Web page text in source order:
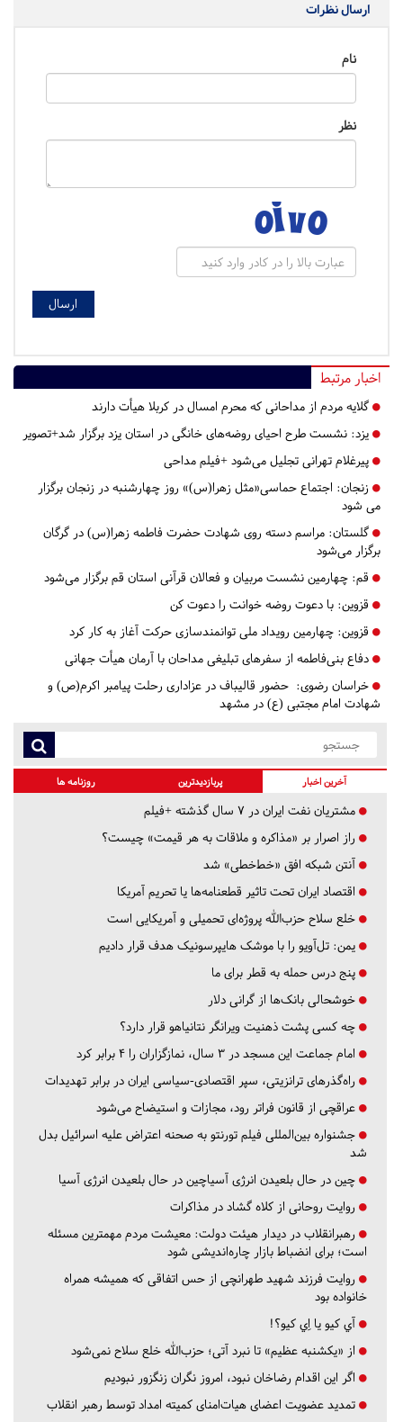
ارسال نظرات
نام
نظر
اخبار مرتبط
گلایه مردم از مداحانی که محرم امسال در کربلا هیأت دارند
یزد: نشست طرح احیای روضه‌های خانگی در استان یزد برگزار شد+تصویر
پیرغلام تهرانی تجلیل می‌شود +فیلم مداحی
زنجان: اجتماع حماسی«مثل زهرا(س)» روز چهارشنبه در زنجان برگزار
می شود
گلستان: مراسم دسته روی شهادت حضرت فاطمه زهرا(س) در گرگان
برگزار می‌شود
قم: چهارمین نشست مربیان و فعالان قرآنی استان قم برگزار می‌شود
قزوین: با دعوت روضه خوانت را دعوت کن
قزوین: چهارمین رویداد ملی توانمندسازی حرکت آغاز به کار کرد
دفاع بنی‌فاطمه از سفرهای تبلیغی مداحان با آرمان هیأت جهانی
خراسان رضوی: حضور قالیباف در عزاداری رحلت پیامبر اکرم(ص) و
شهادت امام مجتبی (ع) در مشهد
آخرین اخبار پربازدیدترین روزنامه ها
مشتریان نفت ایران در ۷ سال گذشته +فیلم
راز اصرار بر «مذاکره و ملاقات به هر قیمت» چیست؟
آنتن شبکه افق «خط‌خطی» شد
اقتصاد ایران تحت تاثیر قطعنامه‌ها یا تحریم‌ آمریکا
خلع سلاح حزب‌الله پروژه‌ای تحمیلی و آمریکایی است
یمن: تل‌آویو را با موشک هایپرسونیک هدف قرار دادیم
پنج درس‌ حمله به قطر برای ما
خوشحالی بانک‌ها از گرانی دلار
چه کسی پشت ذهنیت ویرانگر نتانیاهو قرار دارد؟
امام جماعت این مسجد در ۳ سال، نمازگزاران را ۴ برابر کرد
راه‌گذرهای ترانزیتی، سپر اقتصادی-سیاسی ایران در برابر تهدیدات
عراقچی از قانون فراتر رود، مجازات و استیضاح می‌شود
جشنواره بین‌المللی فیلم تورنتو به صحنه اعتراض علیه اسرائیل بدل
شد
چین در حال بلعیدن انرژی آسیاچین در حال بلعیدن انرژی آسیا
روایت روحانی از کلاه گشاد در مذاکرات
رهبرانقلاب در دیدار هیئت دولت: معیشت مردم مهمترین مسئله
است؛ برای انضباط بازار چاره‌اندیشی شود
روایت فرزند شهید طهرانچی از حس اتفاقی که همیشه همراه
خانواده بود
آي كيو يا اِي كيو؟!
از «یکشنبه عظیم» تا نبرد آتی؛ حزب‌الله خلع سلاح نمی‌شود
اگر این اقدام رضاخان نبود، امروز نگران زنگزور نبودیم
تمدید عضویت اعضای هیات‌امنای کمیته امداد توسط رهبر انقلاب